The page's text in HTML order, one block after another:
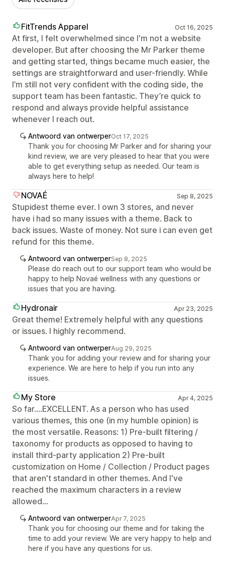
FitTrends Apparel Oct 16, 2025
At first, I felt overwhelmed since I'm not a website
developer. But after choosing the Mr Parker theme
and getting started, things became much easier, the
settings are straightforward and user-friendly. While
I’m still not very confident with the coding side, the
support team has been fantastic. They’re quick to
respond and always provide helpful assistance
whenever I reach out.
Antwoord van ontwerperOct 17, 2025
Thank you for choosing Mr Parker and for sharing your
kind review, we are very pleased to hear that you were
able to get everything setup as needed. Our team is
always here to help!
NOVAÉ Sep 8, 2025
Stupidest theme ever. I own 3 stores, and never
have i had so many issues with a theme. Back to
back issues. Waste of money. Not sure i can even get
refund for this theme.
Antwoord van ontwerperSep 8, 2025
Please do reach out to our support team who would be
happy to help Novaé wellness with any questions or
issues that you are having.
Hydronair Apr 23, 2025
Great theme! Extremely helpful with any questions
or issues. I highly recommend.
Antwoord van ontwerperAug 29, 2025
Thank you for adding your review and for sharing your
experience. We are here to help if you run into any
issues.
My Store Apr 4, 2025
So far....EXCELLENT. As a person who has used
various themes, this one (in my humble opinion) is
the most versatile. Reasons: 1) Pre-built filtering /
taxonomy for products as opposed to having to
install third-party application 2) Pre-built
customization on Home / Collection / Product pages
that aren't standard in other themes. And I've
reached the maximum characters in a review
allowed...
Antwoord van ontwerperApr 7, 2025
Thank you for choosing our theme and for taking the
time to add your review. We are very happy to help and
here if you have any questions for us.